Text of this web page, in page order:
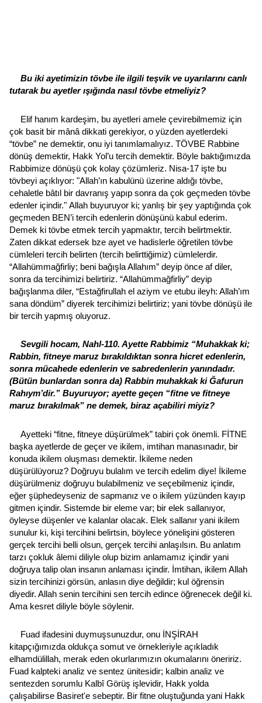
Bu iki ayetimizin tövbe ile ilgili teşvik ve uyarılarını canlı
tutarak bu ayetler ışığında nasıl tövbe etmeliyiz?
Elif hanım kardeşim, bu ayetleri amele çevirebilmemiz için
çok basit bir mânâ dikkati gerekiyor, o yüzden ayetlerdeki
“tövbe” ne demektir, onu iyi tanımlamalıyız. TÖVBE Rabbine
dönüş demektir, Hakk Yol’u tercih demektir. Böyle baktığımızda
Rabbimize dönüşü çok kolay çözümleriz. Nisa-17 işte bu
tövbeyi açıklıyor: "Allah’ın kabulünü üzerine aldığı tövbe,
cehaletle bâtıl bir davranış yapıp sonra da çok geçmeden tövbe
edenler içindir." Allah buyuruyor ki; yanlış bir şey yaptığında çok
geçmeden BEN’i tercih edenlerin dönüşünü kabul ederim.
Demek ki tövbe etmek tercih yapmaktır, tercih belirtmektir.
Zaten dikkat edersek bze ayet ve hadislerle öğretilen tövbe
cümleleri tercih belirten (tercih belirttiğimiz) cümlelerdir.
“Allahümmağfirliy; beni bağışla Allahım” deyip önce af diler,
sonra da tercihimizi belirtiriz. “Allahümmağfirliy” deyip
bağışlanma diler, “Estağfirullah el aziym ve etubu ileyh: Allah’ım
sana döndüm” diyerek tercihimizi belirtiriz; yani tövbe dönüşü ile
bir tercih yapmış oluyoruz.
Sevgili hocam, Nahl-110. Ayette Rabbimiz “Muhakkak ki;
Rabbin, fitneye maruz bırakıldıktan sonra hicret edenlerin,
sonra mücahede edenlerin ve sabredenlerin yanındadır.
(Bütün bunlardan sonra da) Rabbin muhakkak ki Ğafurun
Rahıym’dir.” Buyuruyor; ayette geçen “fitne ve fitneye
maruz bırakılmak” ne demek, biraz açabiliri miyiz?
Ayetteki “fitne, fitneye düşürülmek” tabiri çok önemli. FİTNE
başka ayetlerde de geçer ve ikilem, imtihan manasınadır, bir
konuda ikilem oluşması demektir. İkileme neden
düşürülüyoruz? Doğruyu bulalım ve tercih edelim diye! İkileme
düşürülmeniz doğruyu bulabilmeniz ve seçebilmeniz içindir,
eğer şüphedeyseniz de sapmanız ve o ikilem yüzünden kayıp
gitmen içindir. Sistemde bir eleme var; bir elek sallanıyor,
öyleyse düşenler ve kalanlar olacak. Elek sallanır yani ikilem
sunulur ki, kişi tercihini belirtsin, böylece yönelişini gösteren
gerçek tercihi belli olsun, gerçek tercihi anlaşılsın. Bu anlatım
tarzı çokluk âlemi diliyle olup bizim anlamamız içindir yani
doğruya talip olan insanın anlaması içindir. İmtihan, ikilem Allah
sizin tercihinizi görsün, anlasın diye değildir; kul öğrensin
diyedir. Allah senin tercihini sen tercih edince öğrenecek değil ki.
Ama kesret diliyle böyle söylenir.
Fuad ifadesini duymuşsunuzdur, onu İNŞİRAH
kitapçığımızda oldukça somut ve örnekleriyle açıkladık
elhamdülillah, merak eden okurlarımızın okumalarını öneririz.
Fuad kalpteki analiz ve sentez ünitesidir; kalbin analiz ve
sentezden sorumlu Kalbî Görüş işlevidir, Hakk yolda
çalışabilirse Basiret'e sebeptir. Bir fitne oluştuğunda yani Hakk